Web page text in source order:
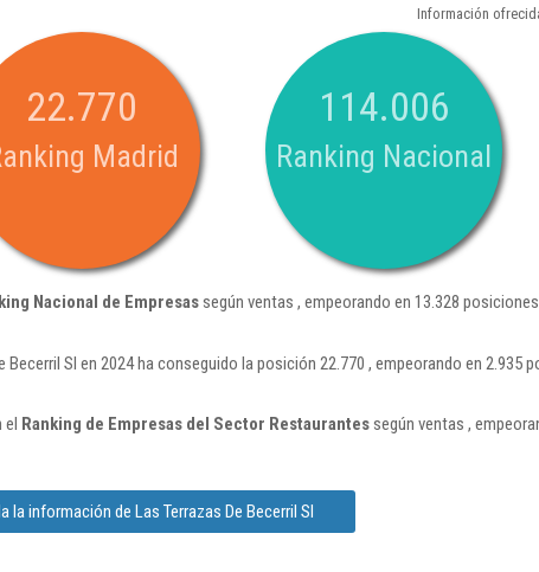
Información
22.770
Madrid
114.006
Ranking Nacional
Nacional de Empresassegún ventas , empeorando en 13.328
Becerril Sl en 2024 ha conseguido la posición 22.770 , empeorando en 2.935
el Ranking de Empresas del Sector Restaurantessegún ventas ,
la información de Las Terrazas De Becerril Sl